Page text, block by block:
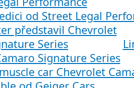
od Street Legal
Signature Series